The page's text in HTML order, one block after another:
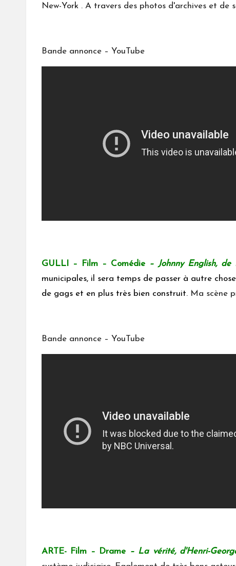
New-York . A travers des photos d'archives et
Bande annonce – YouTube
GULLI – Film – Comédie – Johnny English, de
municipales, il sera temps de passer à autre
de gags et en plus très bien construit. Ma scène
Bande annonce – YouTube
ARTE- Film – Drame – La vérité, d'Henri-